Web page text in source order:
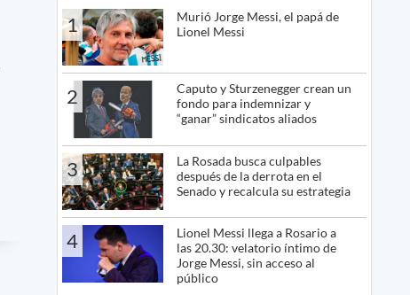
1
Murió Jorge Messi, el papá de
Lionel Messi
2
Caputo y Sturzenegger crean un
fondo para indemnizar y
“ganar” sindicatos aliados
3
La Rosada busca culpables
después de la derrota en el
Senado y recalcula su estrategia
4
Lionel Messi llega a Rosario a
las 20.30: velatorio íntimo de
Jorge Messi, sin acceso al
público